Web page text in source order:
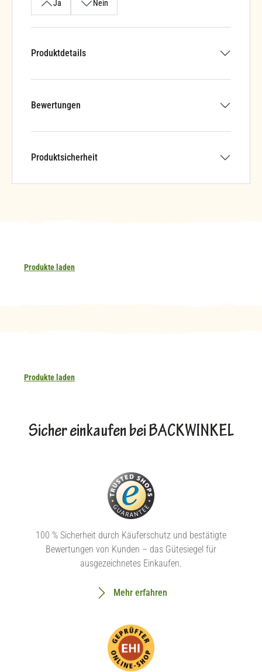
Ja Nein
Produktdetails
Bewertungen
Produktsicherheit
Produkte laden
Produkte laden
Sicher einkaufen bei BACKWINKEL
100 % Sicherheit durch Käuferschutz und bestätigte
Bewertungen von Kunden – das Gütesiegel für
ausgezeichnetes Einkaufen.
Mehr erfahren